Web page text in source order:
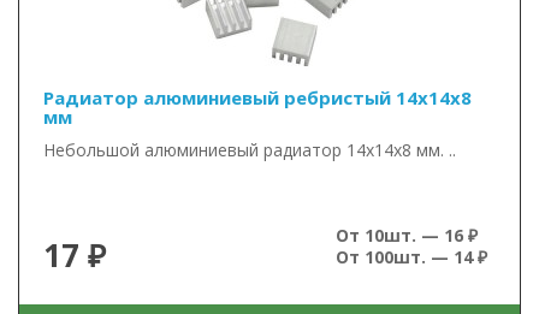
Радиатор алюминиевый ребристый 14х14х8
мм
Небольшой алюминиевый радиатор 14х14х8 мм. ..
17 ₽
От 10шт. — 16 ₽
От 100шт. — 14 ₽